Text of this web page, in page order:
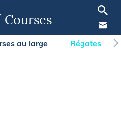
Courses
au large Régates